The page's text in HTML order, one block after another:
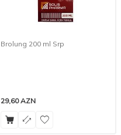
Brolung 200 ml Srp
29,60AZN